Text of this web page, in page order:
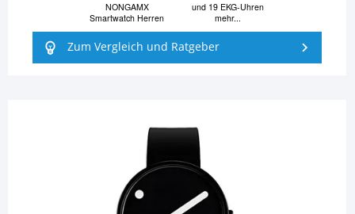
NONGAMX
Smartwatch Herren
und 19 EKG-Uhren
mehr...
Zum Vergleich und Ratgeber